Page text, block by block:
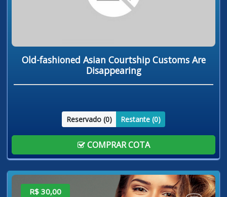
Old-fashioned Asian Courtship Customs Are
Disappearing
Reservado (0) Restante (0)
COMPRAR COTA
R$ 30,00